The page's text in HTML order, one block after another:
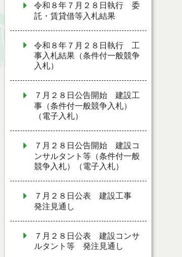
令和８年７月２８日執行 委
託・賃貸借等入札結果
令和８年７月２８日執行 工
事入札結果（条件付一般競争
入札）
７月２８日公告開始 建設工
事（条件付一般競争入札）
（電子入札）
７月２８日公告開始 建設コ
ンサルタント等（条件付一般
競争入札）（電子入札）
７月２８日公表 建設工事
発注見通し
７月２８日公表 建設コンサ
ルタント等 発注見通し